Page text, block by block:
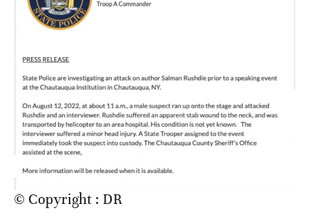
© Copyright : DR